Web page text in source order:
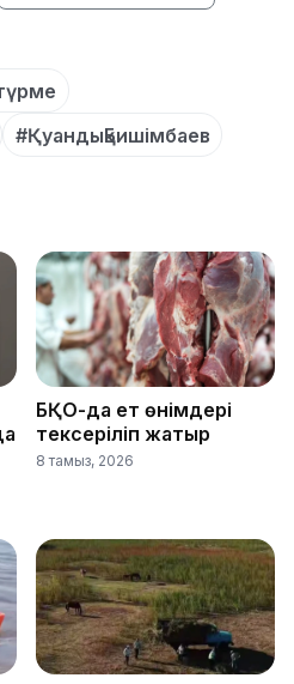
#ҚуандықБишімбаев
БҚО-да ет өнімдері
тексеріліп жатыр
8 тамыз, 2026